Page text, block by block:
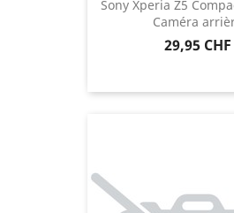
Sony Xperia Z5
Caméra
Prix
29,95 CHF